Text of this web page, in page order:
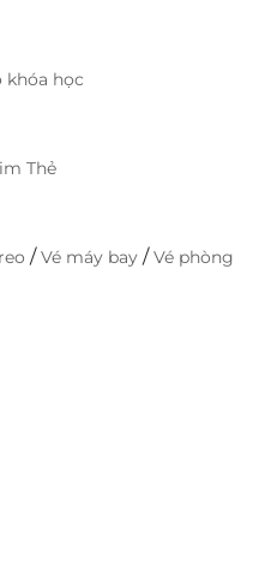
khóa học
Thẻ
/Vé máy bay /Vé phòng